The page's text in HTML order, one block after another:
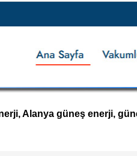
Alanya güneş enerji,